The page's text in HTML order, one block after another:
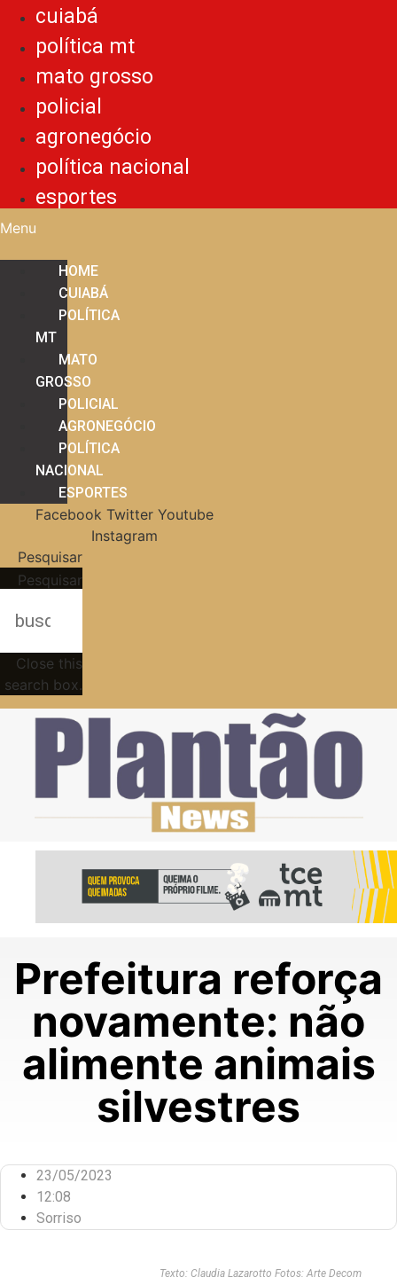
cuiabá
política mt
mato grosso
policial
agronegócio
política nacional
esportes
Menu
HOME
CUIABÁ
POLÍTICA
MT
MATO
GROSSO
POLICIAL
AGRONEGÓCIO
POLÍTICA
NACIONAL
ESPORTES
Facebook Twitter Youtube
Instagram
Pesquisar
Pesquisar
Close this
search box.
Prefeitura reforça
novamente: não
alimente animais
silvestres
23/05/2023
12:08
Sorriso
Texto: Claudia Lazarotto Fotos: Arte Decom